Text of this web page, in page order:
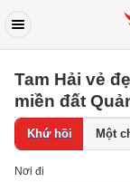
Tam Hải vẻ
miền đất
Khứ hồi Một
Nơi đi